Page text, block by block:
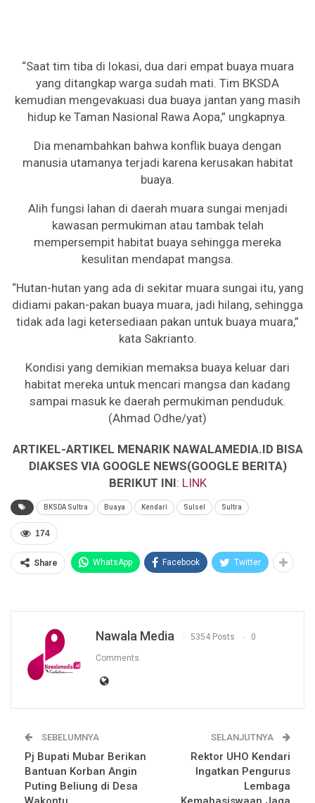
“Saat tim tiba di lokasi, dua dari empat buaya muara
yang ditangkap warga sudah mati. Tim BKSDA
kemudian mengevakuasi dua buaya jantan yang masih
hidup ke Taman Nasional Rawa Aopa,” ungkapnya.
Dia menambahkan bahwa konflik buaya dengan
manusia utamanya terjadi karena kerusakan habitat
buaya.
Alih fungsi lahan di daerah muara sungai menjadi
kawasan permukiman atau tambak telah
mempersempit habitat buaya sehingga mereka
kesulitan mendapat mangsa.
“Hutan-hutan yang ada di sekitar muara sungai itu, yang
didiami pakan-pakan buaya muara, jadi hilang, sehingga
tidak ada lagi ketersediaan pakan untuk buaya muara,”
kata Sakrianto.
Kondisi yang demikian memaksa buaya keluar dari
habitat mereka untuk mencari mangsa dan kadang
sampai masuk ke daerah permukiman penduduk.
(Ahmad Odhe/yat)
ARTIKEL-ARTIKEL MENARIK NAWALAMEDIA.ID BISA
DIAKSES VIA GOOGLE NEWS(GOOGLE BERITA)
BERIKUT INI: LINK
BKSDA Sultra Buaya Kendari Sulsel Sultra
174
Share WhatsApp Facebook Twitter
Nawala Media 5354 Posts 0
Comments
SEBELUMNYA
Pj Bupati Mubar Berikan
Bantuan Korban Angin
Puting Beliung di Desa
SELANJUTNYA
Rektor UHO Kendari
Ingatkan Pengurus
Lembaga